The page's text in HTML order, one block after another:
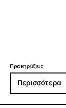
Προκηρύξεις
Περισσότερα